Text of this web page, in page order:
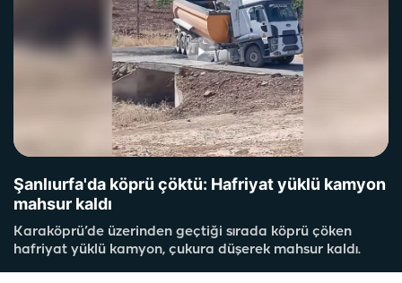
Şanlıurfa'da köprü çöktü: Hafriyat yüklü kamyon
mahsur kaldı
Karaköprü’de üzerinden geçtiği sırada köprü çöken
hafriyat yüklü kamyon, çukura düşerek mahsur kaldı.